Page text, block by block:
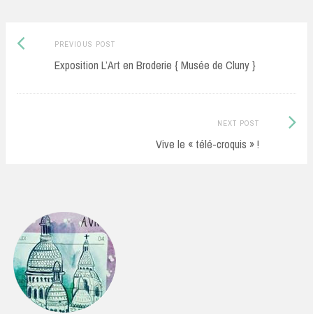
Post
navigation
PREVIOUS POSTPrevious
post:
Exposition L’Art en Broderie { Musée de Cluny }
NEXT POST
Vive le « télé-croquis » !
Next